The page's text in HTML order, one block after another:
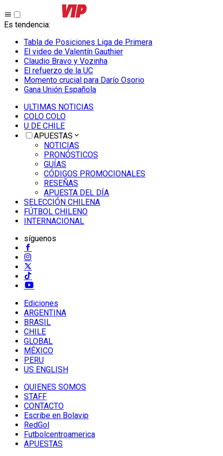
Es tendencia:
Tabla de Posiciones Liga de Primera
El video de Valentín Gauthier
Claudio Bravo y Vozinha
El refuerzo de la UC
Momento crucial para Darío Osorio
Gana Unión Española
ULTIMAS NOTICIAS
COLO COLO
U DE CHILE
APUESTAS
NOTICIAS
PRONÓSTICOS
GUÍAS
CÓDIGOS PROMOCIONALES
RESEÑAS
APUESTA DEL DÍA
SELECCIÓN CHILENA
FÚTBOL CHILENO
INTERNACIONAL
síguenos
Ediciones
ARGENTINA
BRASIL
CHILE
GLOBAL
MÉXICO
PERU
US ENGLISH
QUIENES SOMOS
STAFF
CONTACTO
Escribe en Bolavip
RedGol
Futbolcentroamerica
APUESTAS